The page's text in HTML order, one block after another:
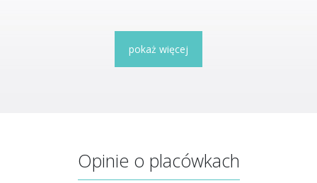
pokaż więcej
Opinie o placówkach